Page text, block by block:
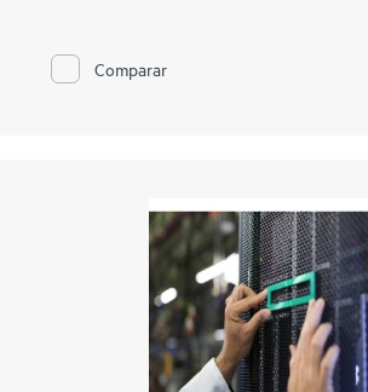
Comparar